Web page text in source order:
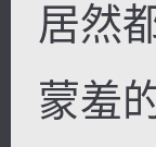
居然
蒙羞